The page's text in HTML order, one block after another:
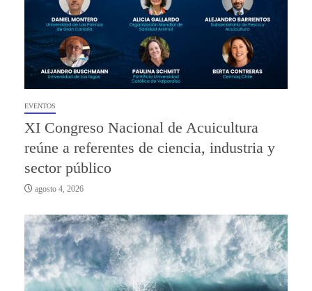
EVENTOS
XI Congreso Nacional de Acuicultura
reúne a referentes de ciencia, industria y
sector público
agosto 4, 2026